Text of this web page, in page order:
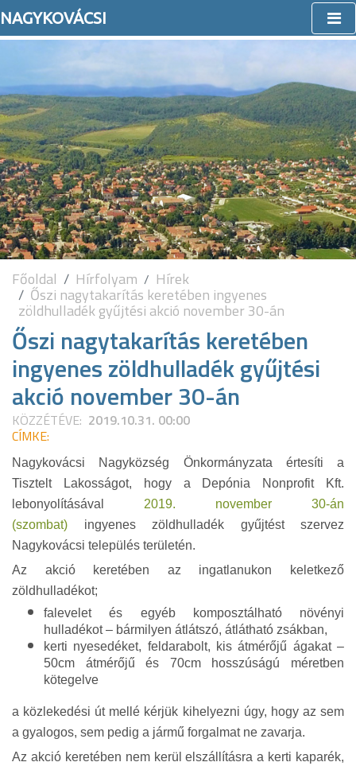
NAGYKOVÁCSI
Főoldal Hírfolyam Hírek
Őszi nagytakarítás keretében ingyenes
zöldhulladék gyűjtési akció november 30-án
Őszi nagytakarítás keretében
ingyenes zöldhulladék gyűjtési
akció november 30-án
KÖZZÉTÉVE: 2019.10.31. 00:00
CÍMKE:
Nagykovácsi Nagyközség Önkormányzata értesíti a
Tisztelt Lakosságot, hogy a Depónia Nonprofit Kft.
lebonyolításával 2019. november 30-án
(szombat) ingyenes zöldhulladék gyűjtést szervez
Nagykovácsi település területén.
Az akció keretében az ingatlanukon keletkező
zöldhulladékot;
falevelet és egyéb komposztálható növényi
hulladékot – bármilyen átlátszó, átlátható zsákban,
kerti nyesedéket, feldarabolt, kis átmérőjű ágakat –
50cm átmérőjű és 70cm hosszúságú méretben
kötegelve
a közlekedési út mellé kérjük kihelyezni úgy, hogy az sem
a gyalogos, sem pedig a jármű forgalmat ne zavarja.
Az akció keretében nem kerül elszállításra a kerti kaparék,